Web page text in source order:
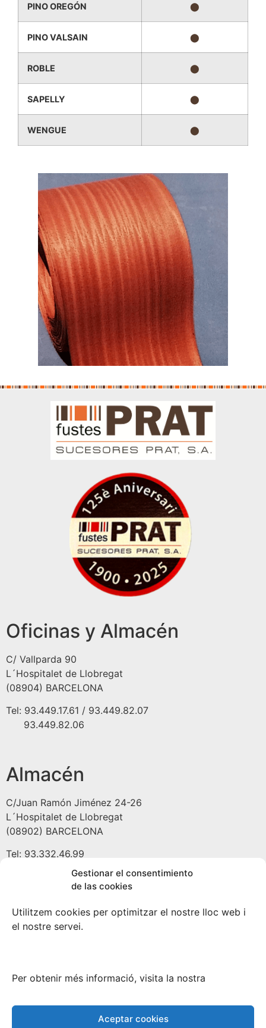
Gestionar el consentimiento
de las cookies
Utilitzem cookies per optimitzar el nostre lloc web i
el nostre servei.
Per obtenir més informació, visita la nostra
Aceptar cookies
PINO OREGÓN ⬤
PINO VALSAIN ⬤
ROBLE ⬤
SAPELLY ⬤
WENGUE ⬤
Oficinas y Almacén
C/ Vallparda 90
L´Hospitalet de Llobregat
(08904) BARCELONA
Tel: 93.449.17.61 / 93.449.82.07
93.449.82.06
Almacén
C/Juan Ramón Jiménez 24-26
L´Hospitalet de Llobregat
(08902) BARCELONA
Tel: 93.332.46.99
Almacén
Avda/ Prat de la Riba 189
Tel: 93.663.25.82
Copyright 2021 Fustes Prat